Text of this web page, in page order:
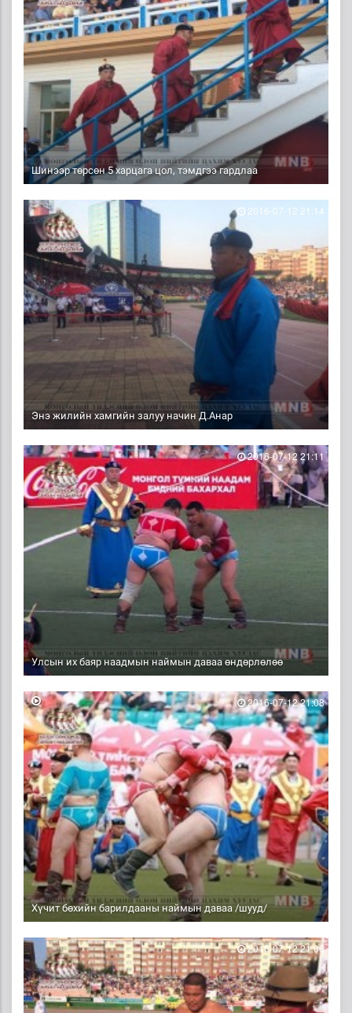
Шинээр төрсөн 5 харцага цол, тэмдгээ гардлаа
Энэ жилийн хамгийн залуу начин Д.Анар
2016-07-12 21:14
Улсын их баяр наадмын наймын даваа өндөрлөлөө
2016-07-12 21:11
Хүчит бөхийн барилдааны наймын даваа /шууд/
2016-07-12 21:08
2016-07-12 21:06